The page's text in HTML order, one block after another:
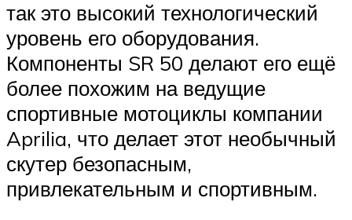
так это высокий технологический
уровень его оборудования.
Компоненты SR 50 делают его ещё
более похожим на ведущие
спортивные мотоциклы компании
Aprilia, что делает этот необычный
скутер безопасным,
привлекательным и спортивным.